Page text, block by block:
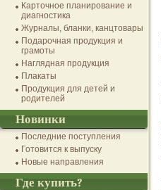
Карточное планирование и
диагностика
Журналы, бланки, канцтовары
Подарочная продукция и
грамоты
Наглядная продукция
Плакаты
Продукция для детей и
родителей
Новинки
Последние поступления
Готовится к выпуску
Новые направления
Где купить?